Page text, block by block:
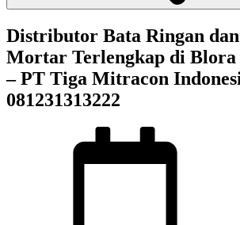
Distributor Bata Ringan dan
Mortar Terlengkap di Blora
– PT Tiga Mitracon
081231313222